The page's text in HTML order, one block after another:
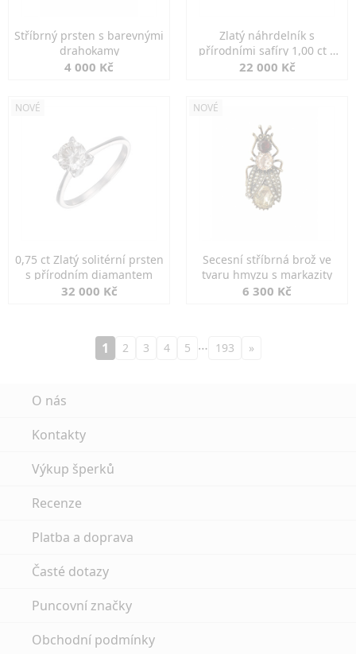
Stříbrný prsten s barevnými
drahokamy
4 000 Kč
Zlatý náhrdelník s
přírodními safíry 1,00 ct a
diamanty
22 000 Kč
NOVÉ
0,75 ct Zlatý solitérní prsten
s přírodním diamantem
32 000 Kč
NOVÉ
Secesní stříbrná brož ve
tvaru hmyzu s markazity
6 300 Kč
1 2 3 4 5 … 193 »
O nás
Kontakty
Výkup šperků
Recenze
Platba a doprava
Časté dotazy
Puncovní značky
Obchodní podmínky